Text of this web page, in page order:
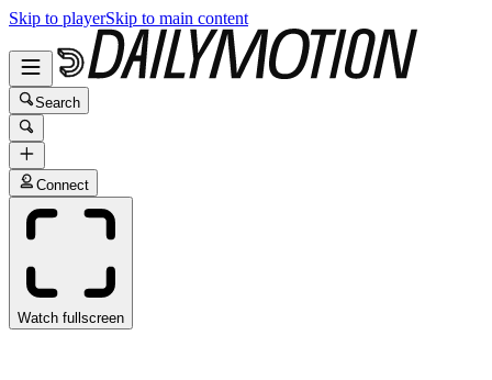
Skip to playerSkip to main content
Search
Connect
Watch fullscreen